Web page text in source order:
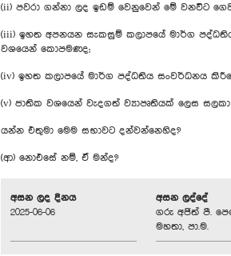
(ii) පවරා ගන්නා ලද ඉඩම් වෙනුවෙන් මේ වනවිට
(iii) ඉහත අපනයන සැකසුම් කලාපයේ මාර්ග
වශයෙන් කොපමණද;
(iv) ඉහත කලාපයේ මාර්ග පද්ධතිය සංවර්ධනය
(v) ජාතික වශයෙන් වැදගත් ව්‍යාපෘතියක් ලෙස
යන්න එතුමා මෙම සභාවට දන්වන්නෙහිද?
(ආ) නොඑසේ නම්, ඒ මන්ද?
අසන ලද දිනය
2025-06-06
අසන ලද්දේ
ගරු අජිත් පී.
මහතා, පා.ම.